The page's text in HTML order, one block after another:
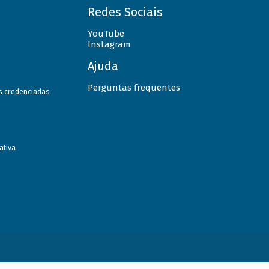
credenciadas
Redes Sociais
YouTube
Instagram
Ajuda
Perguntas frequentes